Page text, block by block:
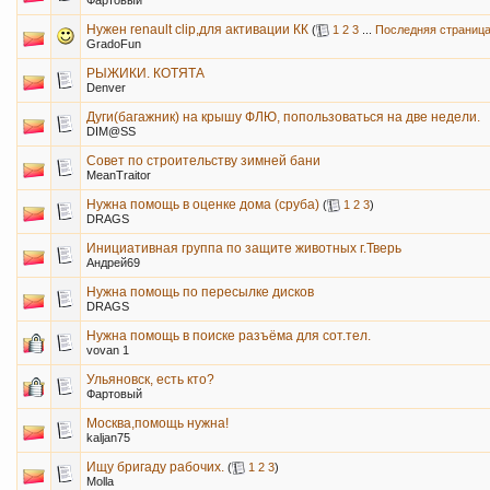
Нужен renault clip,для активации КК ( 1 2 3
Последняя страница
GradoFun
РЫЖИКИ. КОТЯТА
Denver
Дуги(багажник) на крышу ФЛЮ, попользоваться на две недели.
DIM@SS
Совет по строительству зимней бани
MeanTraitor
Нужна помощь в оценке дома (сруба) ( 1 2 3)
DRAGS
Инициативная группа по защите животных г.Тверь
Андрей69
Нужна помощь по пересылке дисков
DRAGS
Нужна помощь в поиске разъёма для сот.тел.
vovan 1
Ульяновск, есть кто?
Фартовый
Москва,помощь нужна!
kaljan75
Ищу бригаду рабочих. ( 1 2 3)
Molla